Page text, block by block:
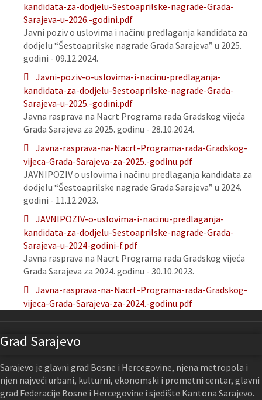
kandidata-za-dodjelu-Sestoaprilske-nagrade-Grada-
Sarajeva-u-2026.-godini.pdf
Javni poziv o uslovima i načinu predlaganja kandidata za
dodjelu “Šestoaprilske nagrade Grada Sarajeva” u 2025.
godini - 09.12.2024.
Javni-poziv-o-uslovima-i-nacinu-predlaganja-
kandidata-za-dodjelu-Sestoaprilske-nagrade-Grada-
Sarajeva-u-2025.-godini.pdf
Javna rasprava na Nacrt Programa rada Gradskog vijeća
Grada Sarajeva za 2025. godinu - 28.10.2024.
Javna-rasprava-na-Nacrt-Programa-rada-Gradskog-
vijeca-Grada-Sarajeva-za-2025.-godinu.pdf
JAVNIPOZIV o uslovima i načinu predlaganja kandidata za
dodjelu “Šestoaprilske nagrade Grada Sarajeva” u 2024.
godini - 11.12.2023.
JAVNIPOZIV-o-uslovima-i-nacinu-predlaganja-
kandidata-za-dodjelu-Sestoaprilske-nagrade-Grada-
Sarajeva-u-2024-godini-f.pdf
Javna rasprava na Nacrt Programa rada Gradskog vijeća
Grada Sarajeva za 2024. godinu - 30.10.2023.
Javna-rasprava-na-Nacrt-Programa-rada-Gradskog-
vijeca-Grada-Sarajeva-za-2024.-godinu.pdf
Grad Sarajevo
Sarajevo je glavni grad Bosne i Hercegovine, njena metropola i
njen najveći urbani, kulturni, ekonomski i prometni centar, glavni
grad Federacije Bosne i Hercegovine i sjedište Kantona Sarajevo.